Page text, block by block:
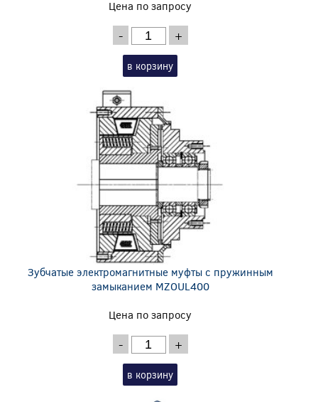
Цена по запросу
- +
в корзину
Зубчатые электромагнитные муфты с пружинным
замыканием MZOUL400
Цена по запросу
- +
в корзину